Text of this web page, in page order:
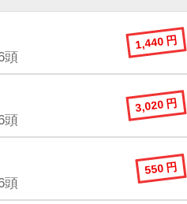
頭
1,440 円
頭
3,020 円
頭
550 円